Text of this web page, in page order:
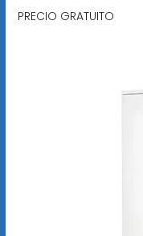
PRECIO GRATUITO